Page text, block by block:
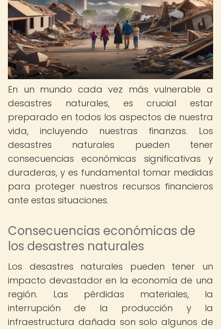
En un mundo cada vez más vulnerable a
desastres naturales, es crucial estar
preparado en todos los aspectos de nuestra
vida, incluyendo nuestras finanzas. Los
desastres naturales pueden tener
consecuencias económicas significativas y
duraderas, y es fundamental tomar medidas
para proteger nuestros recursos financieros
ante estas situaciones.
Consecuencias económicas de
los desastres naturales
Los desastres naturales pueden tener un
impacto devastador en la economía de una
región. Las pérdidas materiales, la
interrupción de la producción y la
infraestructura dañada son solo algunos de